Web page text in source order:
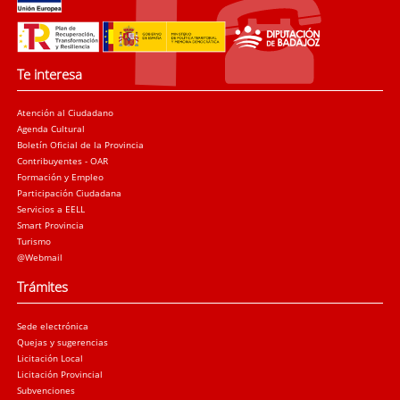
Interventorde la Entidad, con el Vº Bº del Alcalde,
en la que se especifique el número de habitantes
del municipio, que la Universidad Popular se
encuentra en funcionamiento a la fecha de
presentación de la solicitud y donde consten las
obligaciones reconocidas y derechos liquidados,
relacionados con la Universidad Popular,
derivados de la última liquidación del
presupuesto aprobada.
Memoria detallada
durante el año 2025.
Proyecto de actividades a realizar durante el año
Certificación del Secretario/Secretario-Interventor
de la Entidad, con el Vº Bº del Alcalde
conste la fecha de creación de la Universidad
Popular
no hayan obtenido esta ayuda en el ejercicio
Te interesa
Atención al Ciudadano
Agenda Cultural
Boletín Oficial de la Provincia
Contribuyentes - OAR
Formación y Empleo
Participación Ciudadana
Servicios a EELL
Smart Provincia
Turismo
@Webmail
Trámites
Sede electrónica
Quejas y sugerencias
Licitación Local
Licitación Provincial
Subvenciones